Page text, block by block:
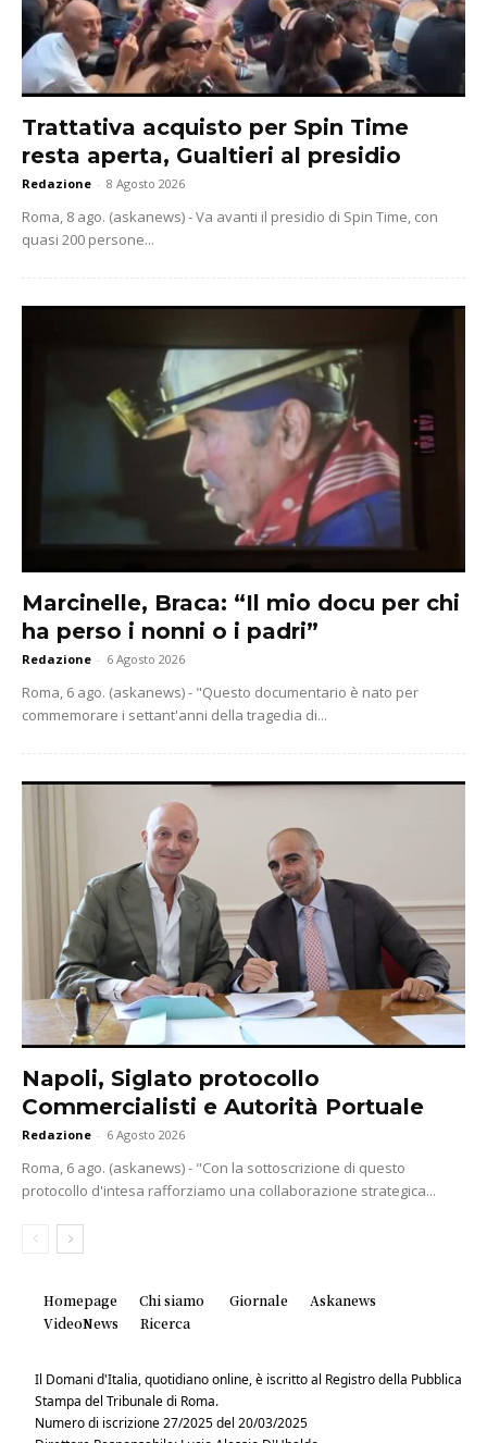
Trattativa acquisto per Spin Time
resta aperta, Gualtieri al presidio
Redazione - 8 Agosto 2026
Roma, 8 ago. (askanews) - Va avanti il presidio di Spin Time, con
quasi 200 persone...
Marcinelle, Braca: “Il mio docu per chi
ha perso i nonni o i padri”
Redazione - 6 Agosto 2026
Roma, 6 ago. (askanews) - "Questo documentario è nato per
commemorare i settant'anni della tragedia di...
Napoli, Siglato protocollo
Commercialisti e Autorità Portuale
Redazione - 6 Agosto 2026
Roma, 6 ago. (askanews) - "Con la sottoscrizione di questo
protocollo d'intesa rafforziamo una collaborazione strategica...
Homepage Chi siamo Giornale
Askanews
VideoNews
Ricerca
Il Domani d'Italia, quotidiano online, è iscritto al Registro della Pubblica
Stampa del Tribunale di Roma.
Numero di iscrizione 27/2025 del 20/03/2025